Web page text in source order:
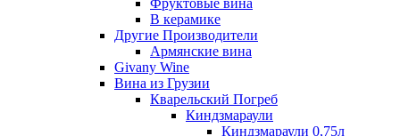
Фруктовые вина
В керамике
Другие Производители
Армянские вина
Givany Wine
Вина из Грузии
Кварельский Погреб
Киндзмараули
Киндзмараули 0,75л